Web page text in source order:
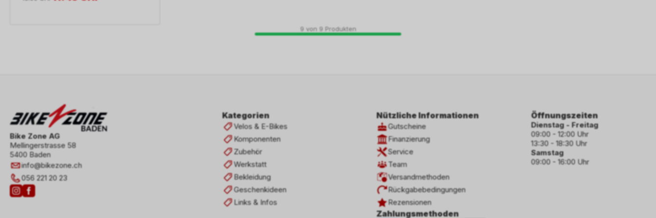
9von 9Produkten
Bike Zone AG
Mellingerstrasse 58
5400 Baden
info@bikezone.ch
056 221 20 23
Kategorien
Velos & E-Bikes
Komponenten
Zubehör
Werkstatt
Bekleidung
Geschenkideen
Links & Infos
Nützliche Informationen
Gutscheine
Finanzierung
Service
Team
Versandmethoden
Rückgabebedingungen
Rezensionen
Zahlungsmethoden
Öffnungszeiten
Dienstag - Freitag
09:00 - 12:00 Uhr
13:30 - 18:30 Uhr
Samstag
09:00 - 16:00 Uhr